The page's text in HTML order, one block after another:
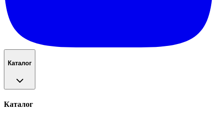
Каталог
Каталог